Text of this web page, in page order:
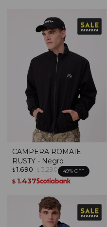
CAMPERA ROMAIE
RUSTY - Negro
$ 1.690 $ 3.290 49
$ 1.437